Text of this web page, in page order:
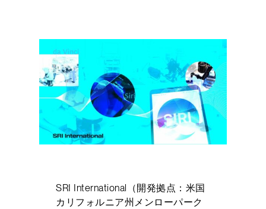
SRI International（開発拠点：米国
カリフォルニア州メンローパーク